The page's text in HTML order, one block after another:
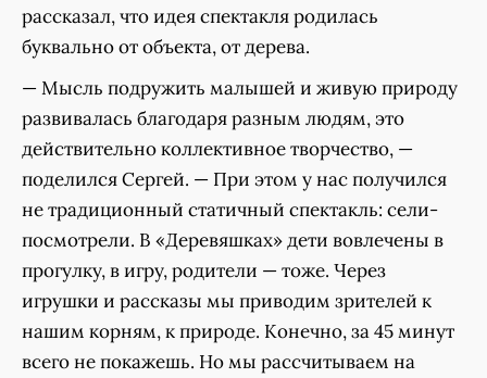
рассказал, что идея спектакля родилась
буквально от объекта, от дерева.
— Мысль подружить малышей и живую природу
развивалась благодаря разным людям, это
действительно коллективное творчество, —
поделился Сергей. — При этом у нас получился
не традиционный статичный спектакль: сели-
посмотрели. В «Деревяшках» дети вовлечены в
прогулку, в игру, родители — тоже. Через
игрушки и рассказы мы приводим зрителей к
нашим корням, к природе. Конечно, за 45 минут
всего не покажешь. Но мы рассчитываем на